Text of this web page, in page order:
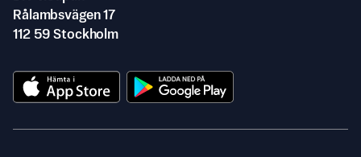
Rålambsvägen 17
112 59 Stockholm